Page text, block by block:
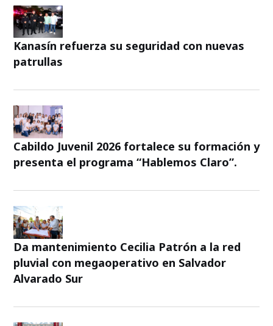
Kanasín refuerza su seguridad con nuevas
patrullas
Cabildo Juvenil 2026 fortalece su formación y
presenta el programa “Hablemos Claro”.
Da mantenimiento Cecilia Patrón a la red
pluvial con megaoperativo en Salvador
Alvarado Sur